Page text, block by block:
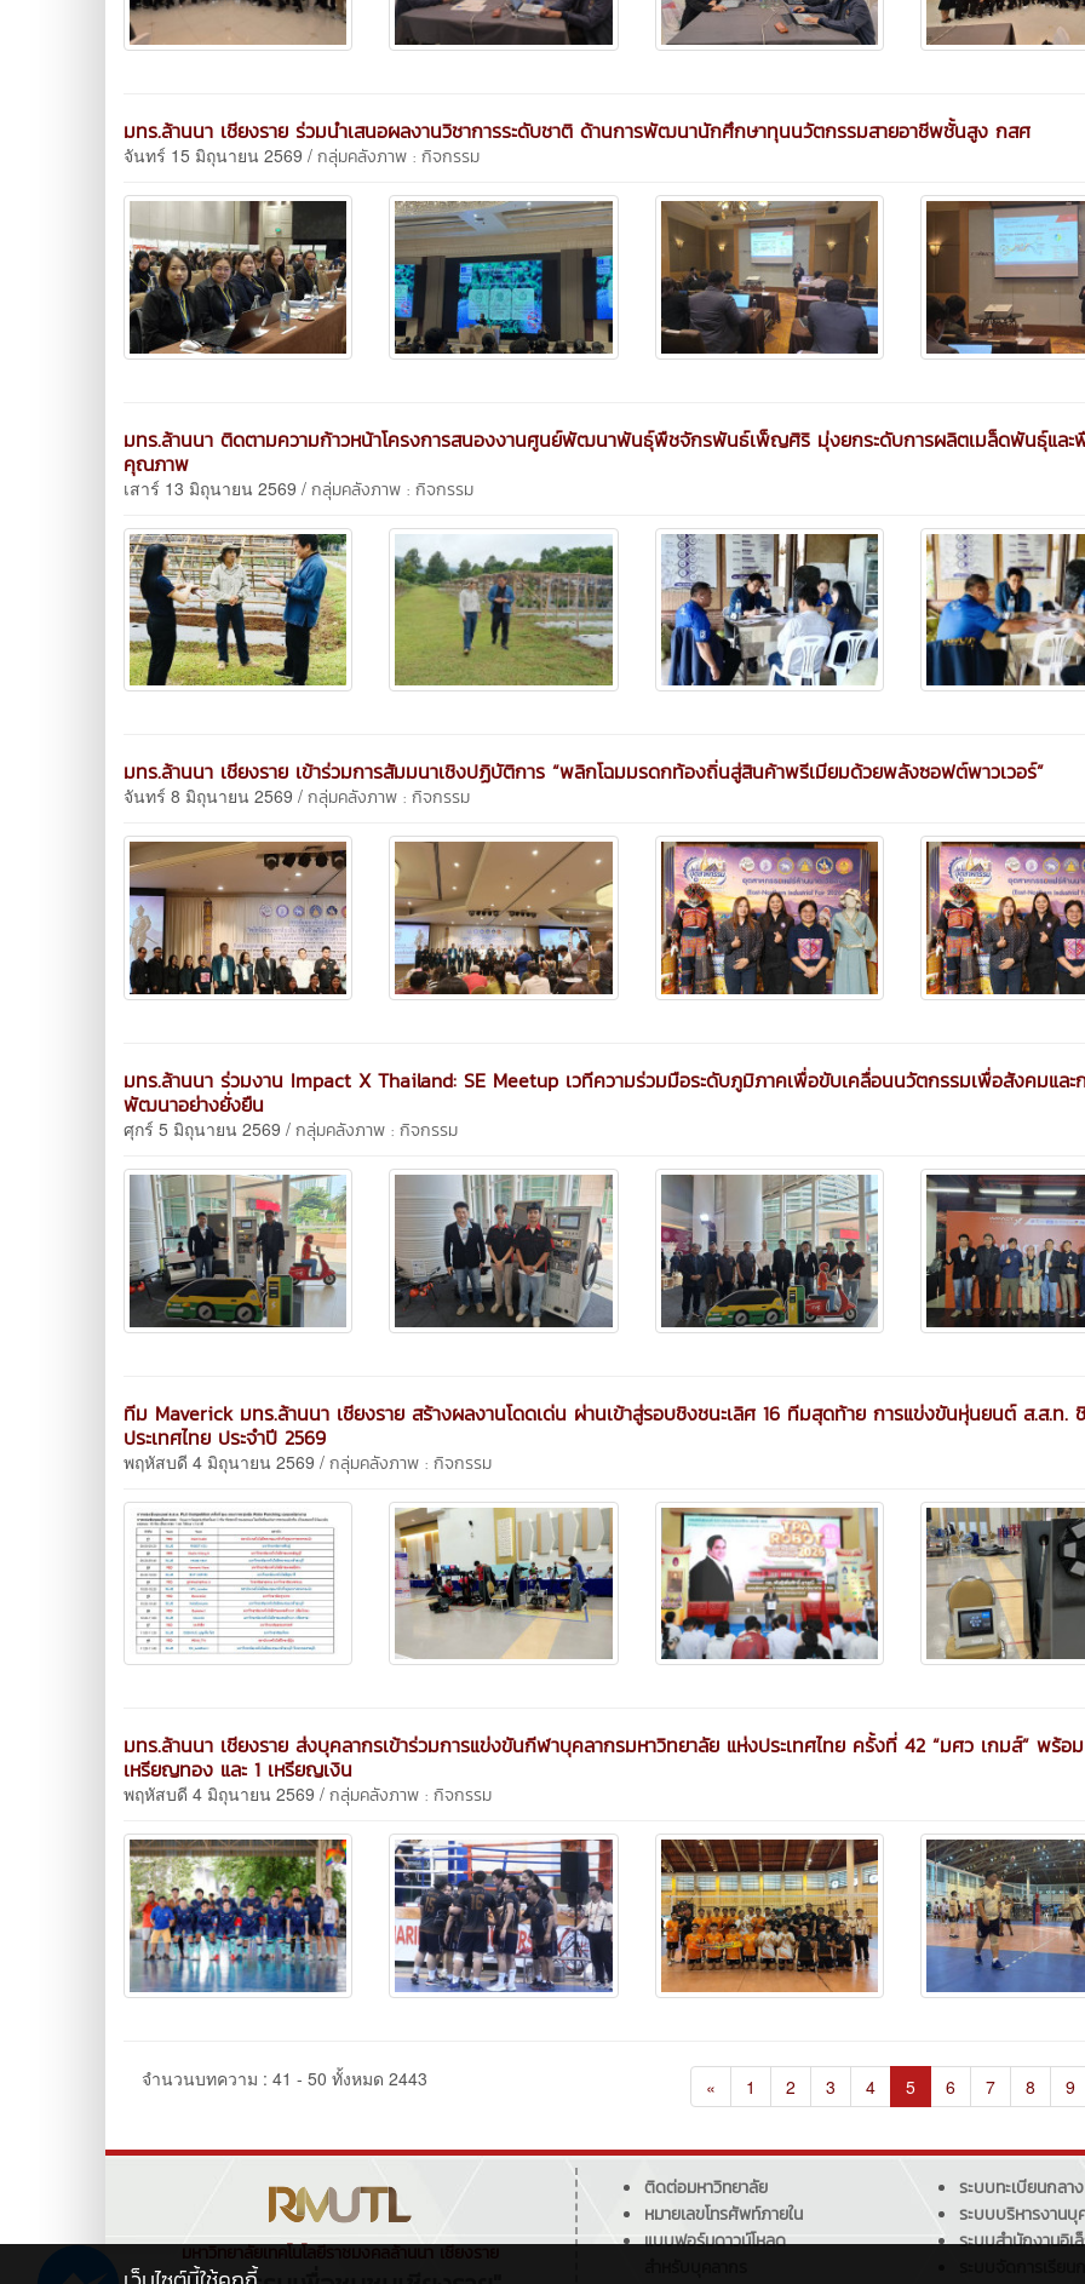
มทร.ล้านนา เชียงราย ร่วมนำเสนอผลงานวิชาการระดับชาติ ด้านการพัฒนานักศึกษาทุนนวัตกรรมสายอาชีพชั้นสูง กสศ
จันทร์ 15 มิถุนายน 2569 / กลุ่มคลังภาพ : กิจกรรม
มทร.ล้านนา ติดตามความก้าวหน้าโครงการสนองงานศูนย์พัฒนาพันธุ์พืชจักรพันธ์เพ็ญศิริ มุ่งยกระดับการผลิตเมล็ดพันธุ์และ
คุณภาพ
เสาร์ 13 มิถุนายน 2569 / กลุ่มคลังภาพ : กิจกรรม
มทร.ล้านนา เชียงราย เข้าร่วมการสัมมนาเชิงปฏิบัติการ “พลิกโฉมมรดกท้องถิ่นสู่สินค้าพรีเมียมด้วยพลังซอฟต์พาวเวอร์”
จันทร์ 8 มิถุนายน 2569 / กลุ่มคลังภาพ : กิจกรรม
มทร.ล้านนา ร่วมงาน Impact X Thailand: SE Meetup เวทีความร่วมมือระดับภูมิภาคเพื่อขับเคลื่อนนวัตกรรมเพื่อสังคมและ
พัฒนาอย่างยั่งยืน
ศุกร์ 5 มิถุนายน 2569 / กลุ่มคลังภาพ : กิจกรรม
ทีม Maverick มทร.ล้านนา เชียงราย สร้างผลงานโดดเด่น ผ่านเข้าสู่รอบชิงชนะเลิศ 16 ทีมสุดท้าย การแข่งขันหุ่นยนต์ ส.ส.ท.
ประเทศไทย ประจำปี 2569
พฤหัสบดี 4 มิถุนายน 2569 / กลุ่มคลังภาพ : กิจกรรม
มทร.ล้านนา เชียงราย ส่งบุคลากรเข้าร่วมการแข่งขันกีฬาบุคลากรมหาวิทยาลัย แห่งประเทศไทย ครั้งที่ 42 “มศว เกมส์” พร้อ
เหรียญทอง และ 1 เหรียญเงิน
พฤหัสบดี 4 มิถุนายน 2569 / กลุ่มคลังภาพ : กิจกรรม
จำนวนบทความ : 41 - 50 ทั้งหมด 2443 « 1 2 3 4 5 6 7 8 9
มหาวิทยาลัยเทคโนโลยีราชมงคลล้านนา เชียงราย
ติดต่อมหาวิทยาลัย
หมายเลขโทรศัพท์ภายใน
แบบฟอร์มดาวน์โหลด
ระบบทะเบียนกลาง
ระบบบริหารงานบุ
ระบบสำนักงานอิเ